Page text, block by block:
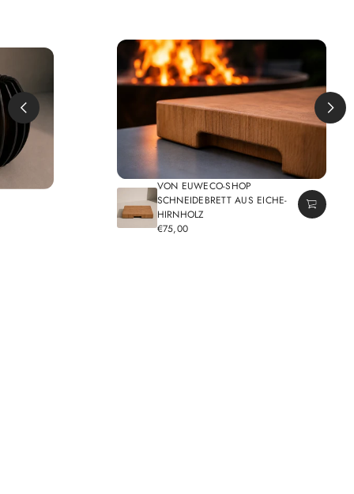
VON EUWECO-SHOP
SCHNEIDEBRETT AUS EICHE-
HIRNHOLZ
REGULÄRER
€75,00